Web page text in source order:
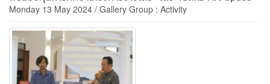
Monday 13 May 2024 / Gallery Group : Activity